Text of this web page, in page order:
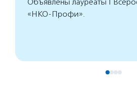
«НКО-Профи».